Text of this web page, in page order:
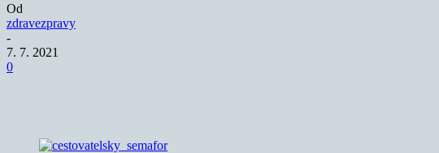
Od
zdravezpravy
-
7. 7. 2021
0